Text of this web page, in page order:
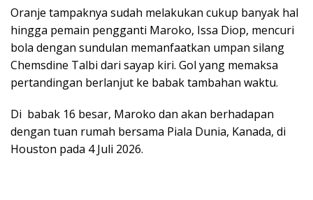
Oranje tampaknya sudah melakukan cukup banyak hal
hingga pemain pengganti Maroko, Issa Diop, mencuri
bola dengan sundulan memanfaatkan umpan silang
Chemsdine Talbi dari sayap kiri. Gol yang memaksa
pertandingan berlanjut ke babak tambahan waktu.
Di babak 16 besar, Maroko dan akan berhadapan
dengan tuan rumah bersama Piala Dunia, Kanada, di
Houston pada 4 Juli 2026.